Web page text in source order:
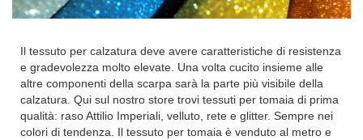
Il tessuto per calzatura deve avere caratteristiche di resistenza
e gradevolezza molto elevate. Una volta cucito insieme alle
altre componenti della scarpa sarà la parte più visibile della
calzatura. Qui sul nostro store trovi tessuti per tomaia di prima
qualità: raso Attilio Imperiali, velluto, rete e glitter. Sempre nei
colori di tendenza. Il tessuto per tomaia è venduto al metro e